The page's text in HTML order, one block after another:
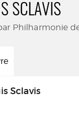
SCLAVIS
Philharmonie
Sclavis